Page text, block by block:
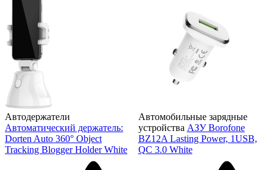
Автодержатели
Автоматический держатель:
Dorten Auto 360° Object
Tracking Blogger Holder White
Автомобильные зарядные
устройства АЗУ Borofone
BZ12A Lasting Power, 1USB,
QC 3.0 White